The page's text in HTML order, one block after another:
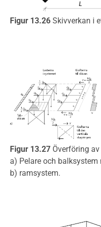
Figur 13.26 Skivverkan i
Figur 13.27 Överföring av
a) Pelare och
b) ramsystem.